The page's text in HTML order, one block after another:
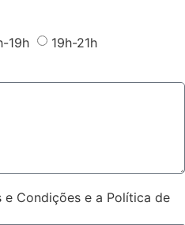
19h
19h-21h
Condições e a Política de